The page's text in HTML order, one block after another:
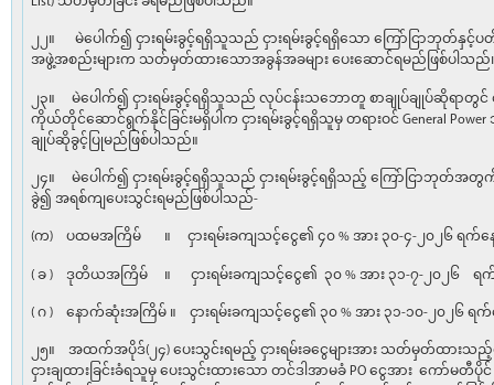
၂၂။ မဲပေါက်၍ ငှားရမ်းခွင့်ရရှိသူသည် ငှားရမ်းခွင့်ရရှိသော ကြော်ငြာဘုတ်နှ
အဖွဲ့အစည်းများက သတ်မှတ်ထားသောအခွန်အခများ ပေးဆောင်ရမည်ဖြစ်ပါသည်
၂၃။ မဲပေါက်၍ ငှားရမ်းခွင့်ရရှိသူသည် လုပ်ငန်းသဘောတူ စာချုပ်ချုပ်ဆိုရာတွင်
ကိုယ်တိုင်ဆောင်ရွက်နိုင်ခြင်းမရှိပါက ငှားရမ်းခွင့်ရရှိသူမှ တရားဝင် General
ချုပ်ဆိုခွင့်ပြုမည်ဖြစ်ပါသည်။
၂၄။ မဲပေါက်၍ ငှားရမ်းခွင့်ရရှိသူသည် ငှားရမ်းခွင့်ရရှိသည့် ကြော်ငြာဘုတ်အတွက်
ခွဲ၍ အရစ်ကျပေးသွင်းရမည်ဖြစ်ပါသည်-
(က) ပထမအကြိမ် ။ ငှားရမ်းခကျသင့်ငွေ၏ ၄၀ % အား ၃၀-၄-၂၀၂၆ ရက်နေ့
( ခ ) ဒုတိယအကြိမ် ။ ငှားရမ်းခကျသင့်ငွေ၏ ၃၀ % အား ၃၁-၇-၂၀၂၆ ရက်
( ဂ ) နောက်ဆုံးအကြိမ် ။ ငှားရမ်းခကျသင့်ငွေ၏ ၃၀ % အား ၃၁-၁၀-၂၀၂၆ ရ
၂၅။ အထက်အပိုဒ်(၂၄) ပေးသွင်းရမည့် ငှားရမ်းခငွေများအား သတ်မှတ်ထား
ငှားချထားခြင်းခံရသူမှ ပေးသွင်းထားသော တင်ဒါအာမခံ PO ငွေအား ကော်မ